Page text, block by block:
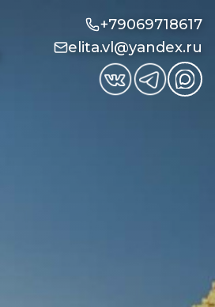
+79069718617
elita.vl@yandex.ru